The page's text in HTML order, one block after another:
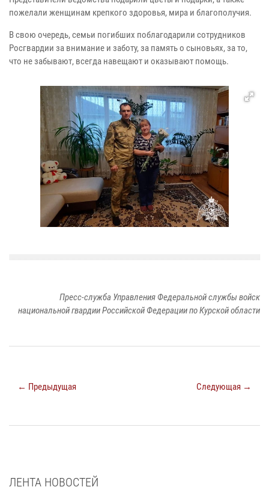
пожелали женщинам крепкого здоровья, мира и благополучия.
В свою очередь, семьи погибших поблагодарили сотрудников
Росгвардии за внимание и заботу, за память о сыновьях, за то,
что не забывают, всегда навещают и оказывают помощь.
Пресс-служба Управления Федеральной службы войск
национальной гвардии Российской Федерации по Курской области
← Предыдущая Следующая →
ЛЕНТА НОВОСТЕЙ